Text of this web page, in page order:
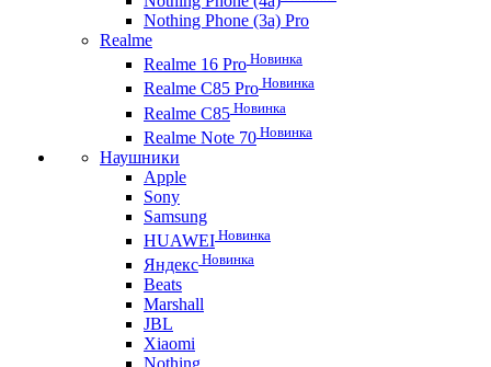
Nothing Phone (3a) Pro
Realme
Realme 16 Pro Новинка
Realme C85 Pro Новинка
Realme C85 Новинка
Realme Note 70 Новинка
Наушники
Apple
Sony
Samsung
HUAWEI Новинка
Яндекс Новинка
Beats
Marshall
JBL
Xiaomi